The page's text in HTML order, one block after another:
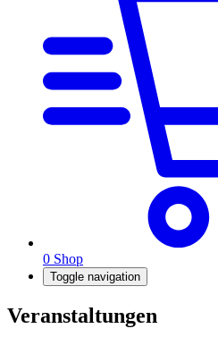
0 Shop
Toggle navigation
Veranstaltungen